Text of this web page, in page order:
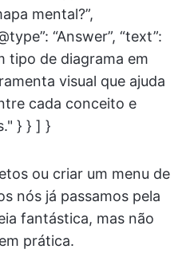
mental?”,
“Answer”, “text”:
tipo de diagrama em
visual que ajuda
cada conceito e
} } ] }
ou criar um menu de
nós já passamos pela
fantástica, mas não
prática.